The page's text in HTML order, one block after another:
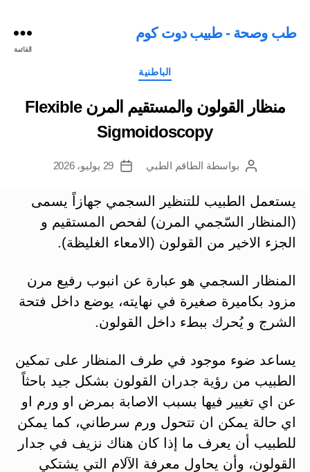
طب وصحة - طبيب دوت كوم
القائمة
التصنيفات
الباطنية
منظار القولون والمستقيم المرن Flexible
Sigmoidoscopy
كاتببواسطة الطاقم الطبي
تاريخ
29 يوليو، 2026
يستعمل الطبيب للتنظير السجمي جهازاً يسمى
(المنظار السّجمي المرن) لفحص المستقيم و
الجزء الاخير من القولون (الامعاء الغليظة).
المنظار السجمي هو عبارة عن انبوب رفيع مرن
مزود بكاميرة صغيرة في نهايته، يوضع داخل فتحة
الشرج و يُحرك ببطء داخل القولون.
يساعد ضوء موجود في طرف المنظار على تمكين
الطبيب من رؤية جدران القولون بشكل جيد باحثاً
عن اي تغيير فيها بسبب الاصابة بمرض او ورم او
اي حالة يمكن ان تتحول ورم سرطاني، كما يمكن
للطبيب أن يعرف ما إذا كان هناك نزيف في جدار
القولون، وأن يحاول معرفة الآلام التي يشتكي